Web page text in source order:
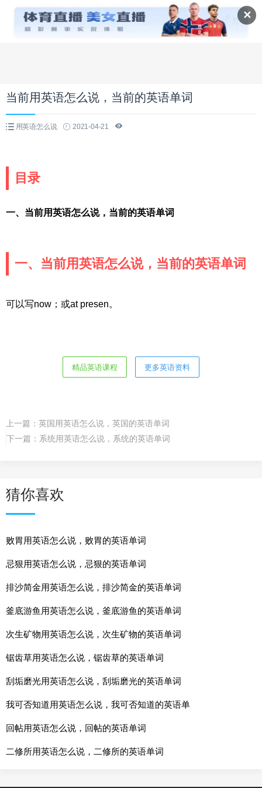
✕
当前用英语怎么说，当前的英语单词
用英语怎么说 2021-04-21
目录
一、当前用英语怎么说，当前的英语单词
一、当前用英语怎么说，当前的英语单词
可以写now；或at presen。
精品英语课程 更多英语资料
上一篇： 英国用英语怎么说，英国的英语单词
下一篇： 系统用英语怎么说，系统的英语单词
猜你喜欢
败胃用英语怎么说，败胃的英语单词
忌狠用英语怎么说，忌狠的英语单词
排沙简金用英语怎么说，排沙简金的英语单词
釜底游鱼用英语怎么说，釜底游鱼的英语单词
次生矿物用英语怎么说，次生矿物的英语单词
锯齿草用英语怎么说，锯齿草的英语单词
刮垢磨光用英语怎么说，刮垢磨光的英语单词
我可否知道用英语怎么说，我可否知道的英语单
回帖用英语怎么说，回帖的英语单词
二修所用英语怎么说，二修所的英语单词